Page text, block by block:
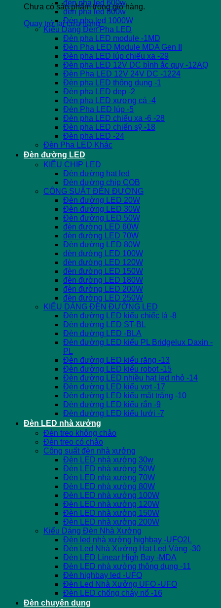
Chưa có sản phẩm trong giỏ hàng.
Quay trở lại cửa hàng
đèn pha led 600w
đèn pha led 800w
Đèn pha led 1000W
Kiểu Dáng Đèn Pha LED
Đèn pha LED module -1MD
Đèn Pha LED Module MDA Gen II
Đèn pha LED lúp chiếu xa -29
Đèn pha LED 12V DC bình ắc quy -12AQ
Đèn Pha LED 12V 24V DC -1224
Đèn pha LED thông dụng -1
Đèn pha LED dẹp -2
Đèn pha LED xương cá -4
Đèn Pha LED lúp -5
Đèn pha LED chiếu xa -6 -28
Đèn pha LED chiến sỹ -18
Đèn pha LED -24
Đèn Pha LED Khác
Đèn đường LED
KIỂU CHIP LED
Đèn đường hạt led
Đèn đường chip COB
CÔNG SUẤT ĐÈN ĐƯỜNG
Đèn đường LED 20W
Đèn đường LED 30W
Đèn đường LED 50W
đèn đường LED 60W
đèn đường LED 70W
Đèn đường LED 80W
đèn đường LED 100W
đèn đường LED 120W
đèn đường LED 150W
đèn đường LED 180W
đèn đường LED 200W
đèn đường LED 250W
KIỂU DÁNG ĐÈN ĐƯỜNG LED
Đèn đường LED kiểu chiếc lá -8
Đèn đường LED ST-BL
Đèn đường LED -BLA
Đèn đường LED kiểu PL Bridgelux Daxin -
PL
Đèn đường LED kiểu răng -13
Đèn đường LED kiểu robot -15
Đèn đường LED nhiều hạt led nhỏ -14
Đèn đường LED kiểu vợt -17
Đèn đường LED kiểu mặt trăng -10
Đèn đường LED kiểu rắn -9
Đèn đường LED kiểu lưới -7
Đèn LED nhà xưởng
Đèn treo không chảo
Đèn treo có chảo
Công suất đèn nhà xưởng
Đèn LED nhà xưởng 30w
Đèn LED nhà xưởng 50W
Đèn LED nhà xưởng 70W
Đèn LED nhà xưởng 80W
Đèn LED nhà xưởng 100W
Đèn LED nhà xưởng 120W
Đèn LED nhà xưởng 150W
Đèn LED nhà xưởng 200W
Kiểu Dáng Đèn Nhà Xưởng
Đèn led nhà xưởng highbay -UFO2L
Đèn Led Nhà Xưởng Hạt Led Vàng -30
Đèn LED Linear High Bay -MDA
Đèn LED nhà xưởng thông dụng -11
Đèn highbay led -UFO
Đèn Led Nhà Xưởng UFO -UFO
Đèn LED chống cháy nổ -16
Đèn chuyên dụng